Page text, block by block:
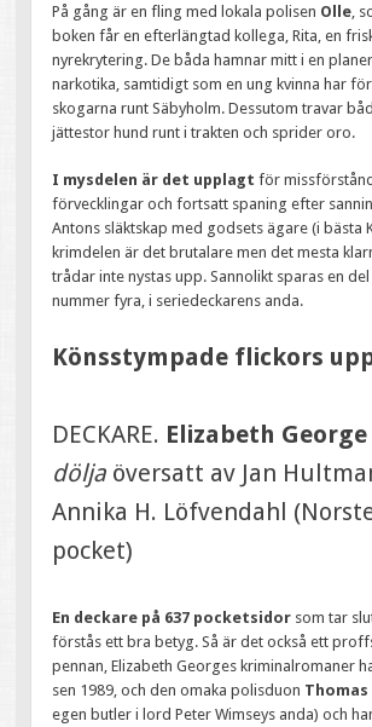
På gång är en fling med lokala polisen Olle ,
boken får en efterlängtad kollega, Rita, en
nyrekrytering. De båda hamnar mitt i en
narkotika, samtidigt som en ung kvinna har
skogarna runt Säbyholm. Dessutom travar
jättestor hund runt i trakten och sprider oro.
I mysdelen är det upplagt för
förvecklingar och fortsatt spaning efter
Antons släktskap med godsets ägare (i bästa
krimdelen är det brutalare men det mesta
trådar inte nystas upp. Sannolikt sparas en del
nummer fyra, i seriedeckarens anda.
Könsstympade flickors
DECKARE. Elizabeth George
dölja översatt av Jan
Annika H. Löfvendahl
pocket)
En deckare på 637 pocketsidor som tar
förstås ett bra betyg. Så är det också ett
pennan, Elizabeth Georges kriminalromaner
sen 1989, och den omaka polisduon Thomas
egen butler i lord Peter Wimseys anda) och